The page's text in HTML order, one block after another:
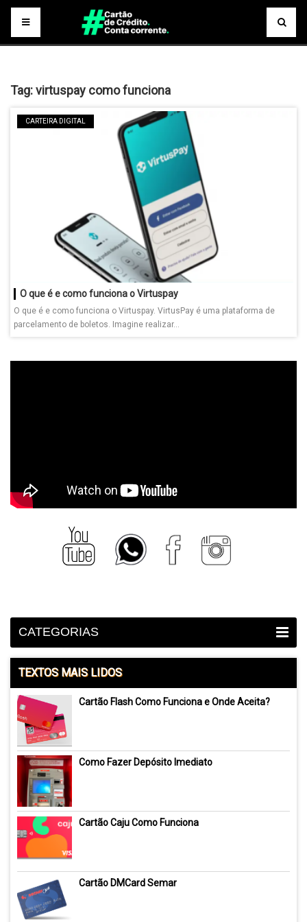
Tag:virtuspay como funciona
CARTEIRA DIGITAL
O que é e como funciona o Virtuspay
O que é e como funciona o Virtuspay. VirtusPay é uma plataforma de
parcelamento de boletos. Imagine realizar...
CATEGORIAS
TEXTOS MAIS LIDOS
Cartão Flash Como Funciona e Onde Aceita?
Como Fazer Depósito Imediato
Cartão Caju Como Funciona
Cartão DMCard Semar